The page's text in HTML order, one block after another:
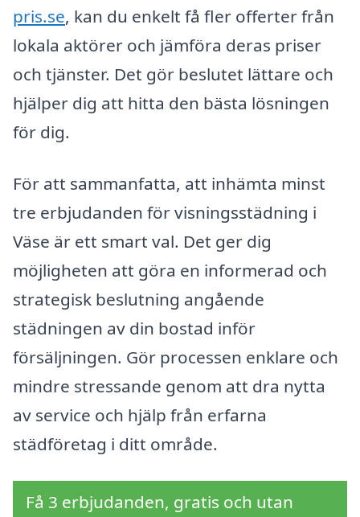
pris.se, kan du enkelt få fler offerter från
lokala aktörer och jämföra deras priser
och tjänster. Det gör beslutet lättare och
hjälper dig att hitta den bästa lösningen
för dig.
För att sammanfatta, att inhämta minst
tre erbjudanden för visningsstädning i
Väse är ett smart val. Det ger dig
möjligheten att göra en informerad och
strategisk beslutning angående
städningen av din bostad inför
försäljningen. Gör processen enklare och
mindre stressande genom att dra nytta
av service och hjälp från erfarna
städföretag i ditt område.
Få 3 erbjudanden, gratis och utan